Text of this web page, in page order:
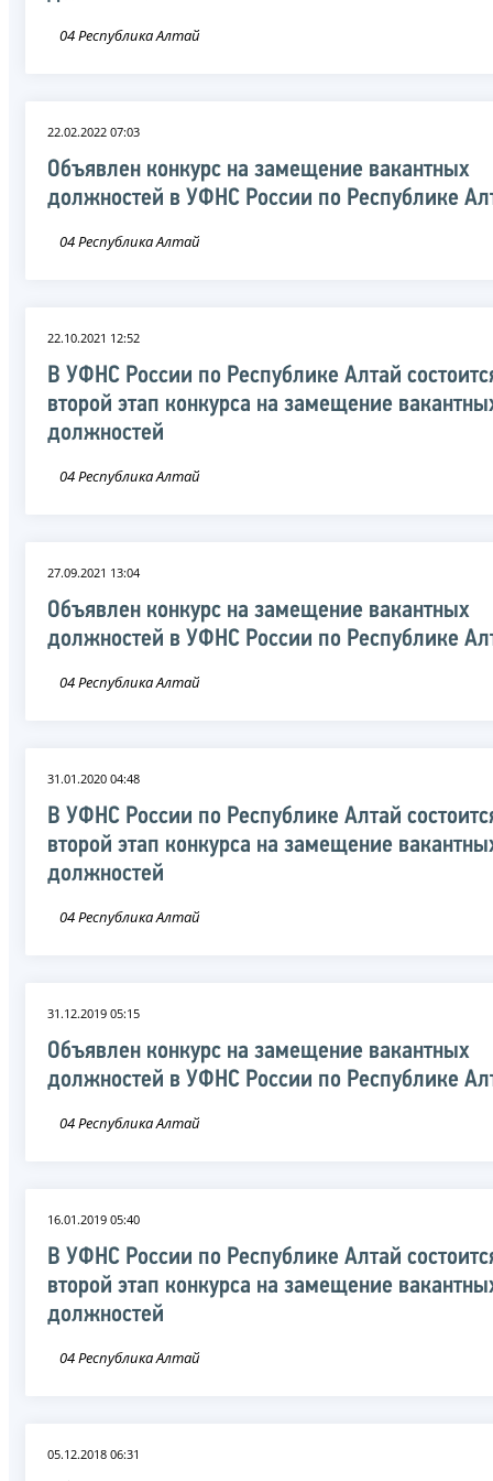
04 Республика Алтай
22.02.2022 07:03
Объявлен конкурс на замещение вакантных
должностей в УФНС России по Республике
04 Республика Алтай
22.10.2021 12:52
В УФНС России по Республике Алтай
второй этап конкурса на замещение
должностей
04 Республика Алтай
27.09.2021 13:04
Объявлен конкурс на замещение вакантных
должностей в УФНС России по Республике
04 Республика Алтай
31.01.2020 04:48
В УФНС России по Республике Алтай
второй этап конкурса на замещение
должностей
04 Республика Алтай
31.12.2019 05:15
Объявлен конкурс на замещение вакантных
должностей в УФНС России по Республике
04 Республика Алтай
16.01.2019 05:40
В УФНС России по Республике Алтай
второй этап конкурса на замещение
должностей
04 Республика Алтай
05.12.2018 06:31